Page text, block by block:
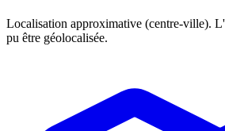
Localisation approximative (centre-ville).
pu être géolocalisée.